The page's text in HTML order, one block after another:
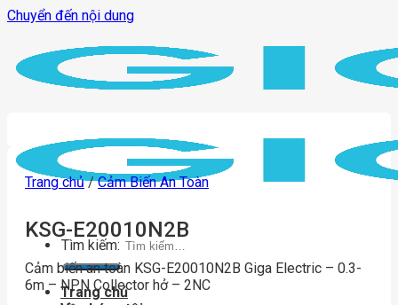
Chuyển đến nội dung
Tìm kiếm:
Trang chủ
Trang chủ / Cảm Biến An Toàn
KSG-E20010N2B
Cảm biến an toàn KSG-E20010N2B Giga Electric – 0.3-
6m – NPN Collector hở – 2NC